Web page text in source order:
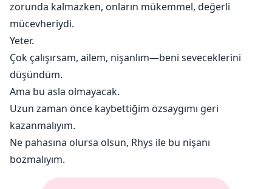
zorunda kalmazken, onların mükemmel, değerli
mücevheriydi.
Yeter.
Çok çalışırsam, ailem, nişanlım—beni seveceklerini
düşündüm.
Ama bu asla olmayacak.
Uzun zaman önce kaybettiğim özsaygımı geri
kazanmalıyım.
Ne pahasına olursa olsun, Rhys ile bu nişanı
bozmalıyım.